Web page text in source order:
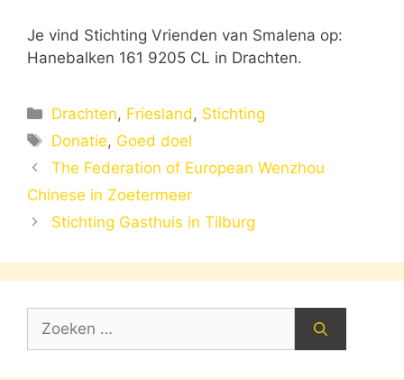
Je vind Stichting Vrienden van Smalena op:
Hanebalken 161 9205 CL in Drachten.
Categorieën
Drachten, Friesland, Stichting
Tags
Donatie, Goed doel
The Federation of European Wenzhou
Chinese in Zoetermeer
Stichting Gasthuis in Tilburg
Zoek